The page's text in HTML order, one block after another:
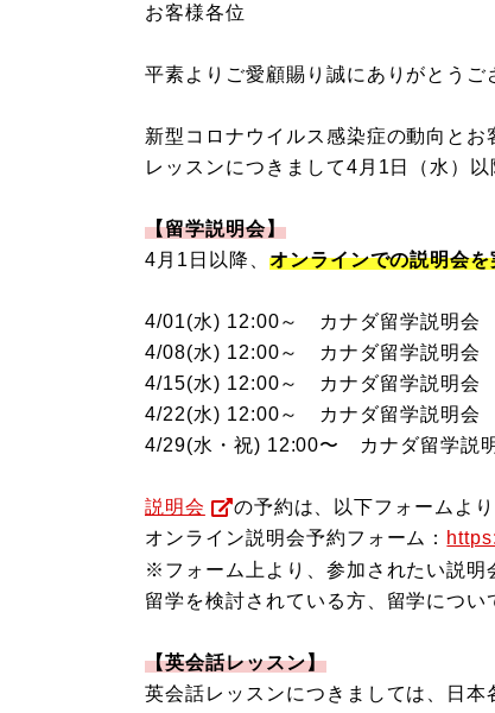
お客様各位
平素よりご愛顧賜り誠にありがとうご
新型コロナウイルス感染症の動向と
レッスンにつきまして4月1日（水）
【留学説明会】
4月1日以降、 オンラインでの説明会を
4/01(水) 12:00～ カナダ留学説明会
4/08(水) 12:00～ カナダ留学説明会
4/15(水) 12:00～ カナダ留学説明会
4/22(水) 12:00～ カナダ留学説明会
4/29(水・祝) 12:00〜 カナダ留学説
説明会
の予約は、以下フォームよ
オンライン説明会予約フォーム：
※フォーム上より、参加されたい説明
留学を検討されている方、留学につい
【英会話レッスン】
英会話レッスンにつきましては、日本